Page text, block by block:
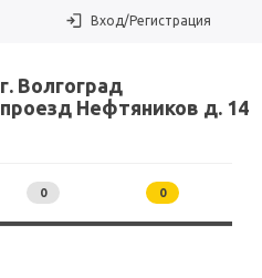
Вход/Регистрация
г. Волгоград
проезд Нефтяников д. 14
0 0